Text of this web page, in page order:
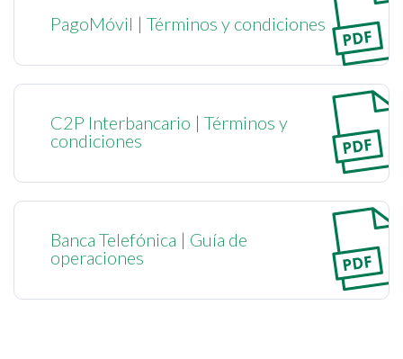
PagoMóvil | Términos y condiciones
C2P Interbancario | Términos y
condiciones
Banca Telefónica | Guía de
operaciones